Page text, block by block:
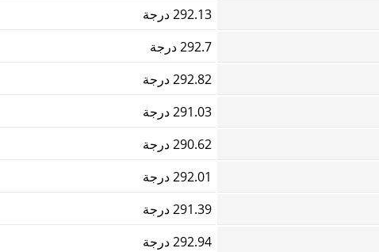
292.13 درجة
292.7 درجة
292.82 درجة
291.03 درجة
290.62 درجة
292.01 درجة
291.39 درجة
292.94 درجة